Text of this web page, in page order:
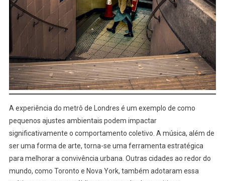
A experiência do metrô de Londres é um exemplo de como
pequenos ajustes ambientais podem impactar
significativamente o comportamento coletivo. A música, além de
ser uma forma de arte, torna-se uma ferramenta estratégica
para melhorar a convivência urbana. Outras cidades ao redor do
mundo, como Toronto e Nova York, também adotaram essa